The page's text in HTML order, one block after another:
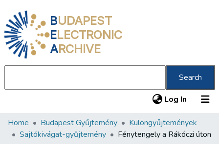
BUDAPEST
ELECTRONIC
ARCHIVE
Search
Log In (current)
Communities & Collections
Home Budapest Gyűjtemény
Különgyűjtemények
Sajtókivágat-gyűjtemény
Fénytengely a Rákóczi úton